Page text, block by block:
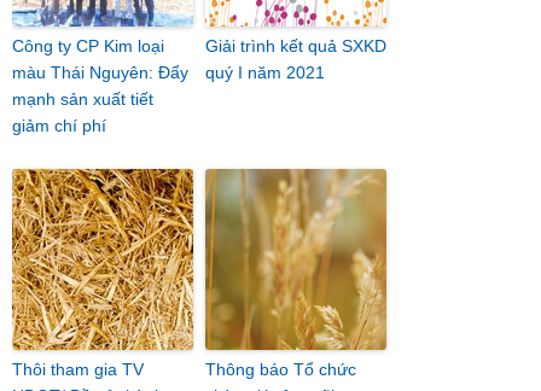
Công ty CP Kim loại
màu Thái Nguyên: Đẩy
mạnh sản xuất tiết
giảm chí phí
Giải trình kết quả SXKD
quý I năm 2021
Thôi tham gia TV
Thông báo Tổ chức